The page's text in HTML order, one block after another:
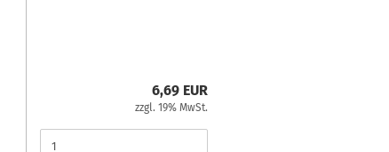
6,69 EUR
zzgl. 19% MwSt.